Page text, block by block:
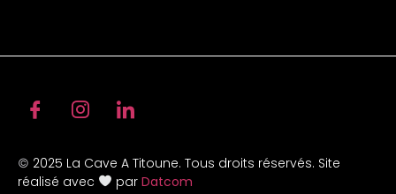
© 2025 La Cave A Titoune. Tous droits réservés. Site
réalisé avec
par Datcom